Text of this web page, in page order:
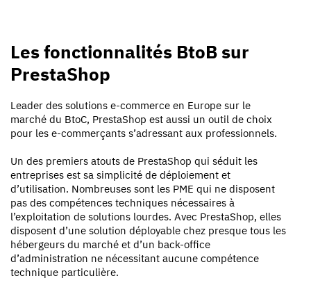
Les fonctionnalités BtoB sur
PrestaShop
Leader des solutions e-commerce en Europe sur le
marché du BtoC, PrestaShop est aussi un outil de choix
pour les e-commerçants s’adressant aux professionnels.
Un des premiers atouts de PrestaShop qui séduit les
entreprises est sa simplicité de déploiement et
d’utilisation. Nombreuses sont les PME qui ne disposent
pas des compétences techniques nécessaires à
l’exploitation de solutions lourdes. Avec PrestaShop, elles
disposent d’une solution déployable chez presque tous les
hébergeurs du marché et d’un back-office
d’administration ne nécessitant aucune compétence
technique particulière.